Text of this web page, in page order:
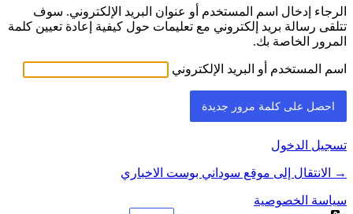
الرجاء إدخال اسم المستخدم أو عنوان البريد الإلكتروني. سوف
تتلقى رسالة بريد إلكتروني مع تعليمات حول كيفية إعادة تعيين كلمة
المرور الخاصة بك.
اسم المستخدم أو البريد الإلكتروني
تسجيل الدخول
→ الانتقال إلى موقع سوداني بوست الاخباري
سياسة الخصوصية